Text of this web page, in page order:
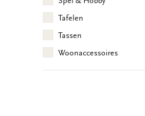
Tafelen
Tassen
Woonaccessoires